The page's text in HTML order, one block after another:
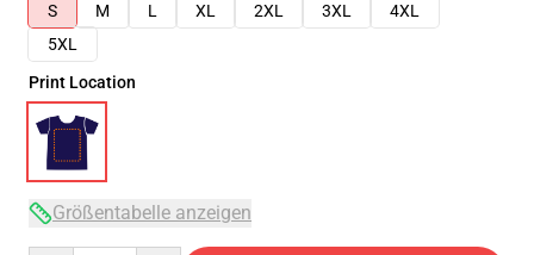
S
M L XL 2XL 3XL
4XL
5XL
Print Location
Größentabelle anzeigen